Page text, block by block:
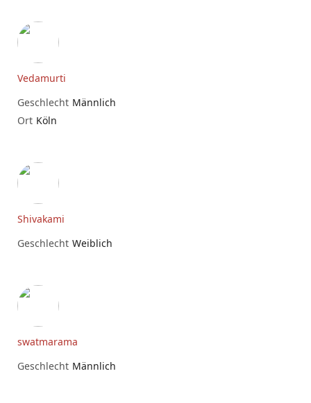
Vedamurti
Geschlecht Männlich
Ort Köln
Shivakami
Geschlecht Weiblich
swatmarama
Geschlecht Männlich